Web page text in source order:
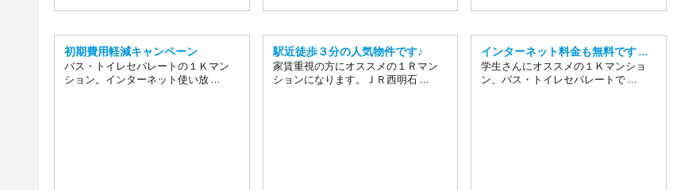
初期費用軽減キャンペーン
バス・トイレセパレートの１Ｋマン
ション。インターネット使い放 …
駅近徒歩３分の人気物件です♪
家賃重視の方にオススメの１Ｒマン
ションになります。ＪＲ西明石 …
インターネット料金も無料です …
学生さんにオススメの１Ｋマンショ
ン、バス・トイレセパレートで …